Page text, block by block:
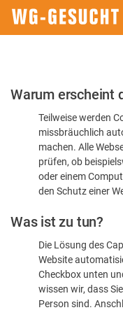
Bitte
dass
sind
Warum erscheint
Teilweise werden
missbräuchlich
machen. Alle
prüfen, ob
oder einem
den Schutz einer
Was ist zu tun?
Die Lösung des
Website
Checkbox unten
wissen wir, dass
Person sind.